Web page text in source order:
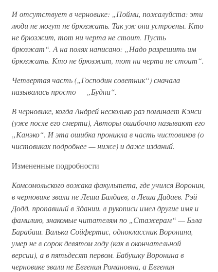
И отсутствует в черновике: „Пойми, пожалуйста: эти
люди не могут не брюзжать. Так уж они устроены. Кто
не брюзжит, тот ни черта не стоит. Пусть
брюзжат“. А на полях написано: „Надо разрешить им
брюзжать. Кто не брюзжит, тот ни черта не стоит“.
Четвертая часть („Господин советник“) сначала
называлась просто — „Будни“.
В черновике, когда Андрей несколько раз поминает Кэнси
(уже после его смерти), Авторы ошибочно называют его
„Канэко“. И эта ошибка проникла в часть чистовиков (о
чистовиках подробнее — ниже) и даже изданий.
Измененные подробности
Комсомольского вожака факультета, где учился Воронин,
в черновике звали не Леша Балдаев, а Леша Дадаев. Рэй
Додд, пропавший в Здании, в рукописи имел другие имя и
фамилию, знакомые читателям по „Стажерам“ — Бэла
Барабаш. Валька Сойфертис, одноклассник Воронина,
умер не в сорок девятом году (как в окончательной
версии), а в пятьдесят первом. Бабушку Воронина в
черновике звали не Евгения Романовна, а Евгения